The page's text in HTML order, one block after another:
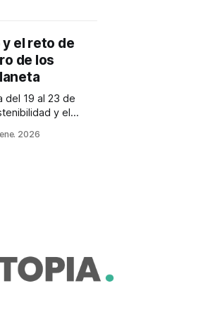
el reto de
de los
del 19 al 23 de
y el
ambiental y
2026